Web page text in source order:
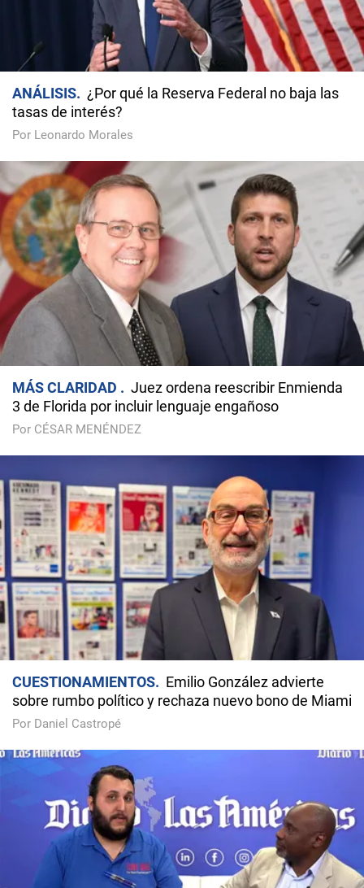
ANÁLISIS
¿Por qué la Reserva Federal no baja las
tasas de interés?
Por Leonardo Morales
MÁS CLARIDAD
Juez ordena reescribir Enmienda
3 de Florida por incluir lenguaje engañoso
Por CÉSAR MENÉNDEZ
CUESTIONAMIENTOS
Emilio González advierte
sobre rumbo político y rechaza nuevo bono de Miami
Por Daniel Castropé